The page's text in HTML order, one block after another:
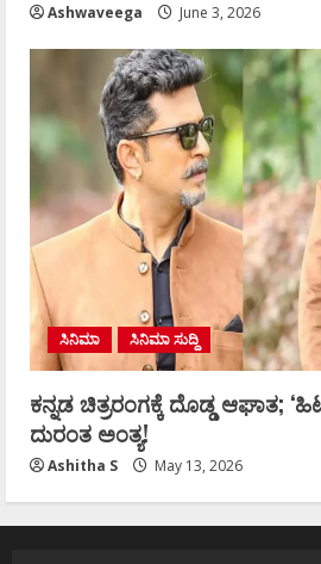
Ashwaveega June 3, 2026
ಸಿನಿಮಾ ಸಿನಿಮಾ ಸುದ್ದಿ
ಕನ್ನಡ ಚಿತ್ರರಂಗಕ್ಕೆ ದೊಡ್ಡ ಆಘಾತ;
ದುರಂತ ಅಂತ್ಯ!
Ashitha S May 13, 2026